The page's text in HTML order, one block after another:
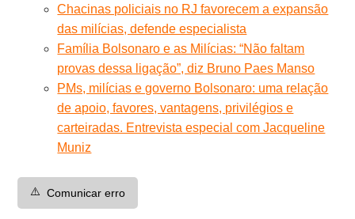
Chacinas policiais no RJ favorecem a expansão
das milícias, defende especialista
Família Bolsonaro e as Milícias: “Não faltam
provas dessa ligação”, diz Bruno Paes Manso
PMs, milícias e governo Bolsonaro: uma relação
de apoio, favores, vantagens, privilégios e
carteiradas. Entrevista especial com Jacqueline
Muniz
⚠️ Comunicar erro